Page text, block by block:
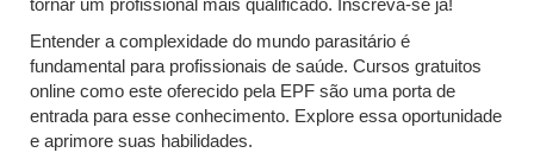
Entender a complexidade do mundo parasitário é
fundamental para profissionais de saúde. Cursos gratuitos
online como este oferecido pela EPF são uma porta de
entrada para esse conhecimento. Explore essa oportunidade
e aprimore suas habilidades.